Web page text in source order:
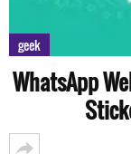
geek
WhatsApp